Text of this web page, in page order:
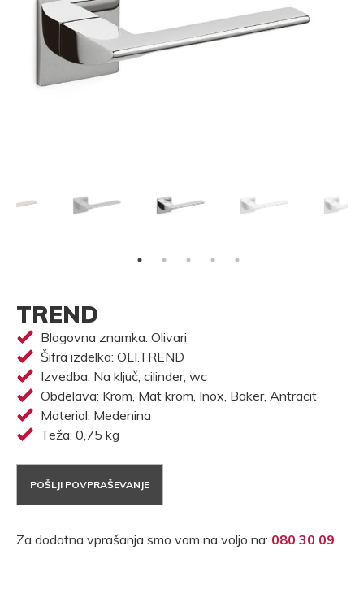
TREND
Blagovna znamka: Olivari
Šifra izdelka: OLI.TREND
Izvedba: Na ključ, cilinder, wc
Obdelava: Krom, Mat krom, Inox, Baker, Antracit
Material: Medenina
Teža: 0,75 kg
POŠLJI POVPRAŠEVANJE
Za dodatna vprašanja smo vam na voljo na: 080 30 09